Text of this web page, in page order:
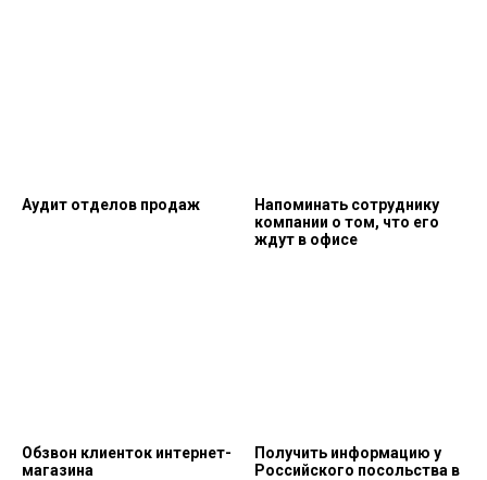
Аудит отделов продаж
Напоминать сотруднику
компании о том, что его
ждут в офисе
Обзвон клиенток интернет-
магазина
Получить информацию у
Российского посольства в